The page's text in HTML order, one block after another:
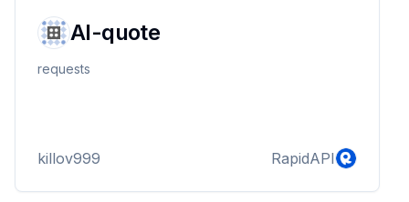
AI-quote
requests
killov999 RapidAPI